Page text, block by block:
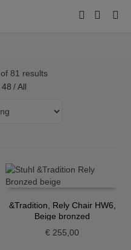
81 results
48 / All
&Tradition, Rely Chair HW6,
Beige bronzed
€ 255,00